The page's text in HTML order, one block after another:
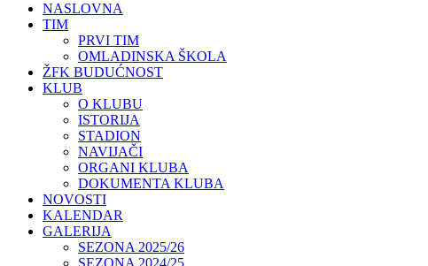
NASLOVNA
TIM
PRVI TIM
OMLADINSKA ŠKOLA
ŽFK BUDUĆNOST
KLUB
O KLUBU
ISTORIJA
STADION
NAVIJAČI
ORGANI KLUBA
DOKUMENTA KLUBA
NOVOSTI
KALENDAR
GALERIJA
SEZONA 2025/26
SEZONA 2024/25